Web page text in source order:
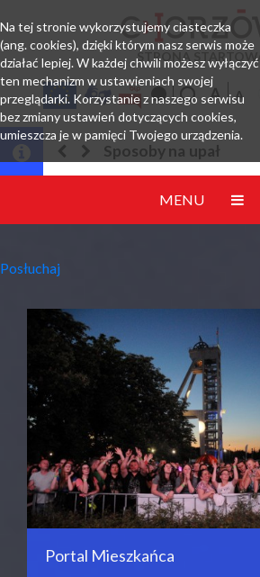
STRONA STARTOWA
Sposoby na upał
MENU
Posłuchaj
Portal Mieszkańca
Na tej stronie wykorzystujemy ciasteczka
(ang. cookies), dzięki którym nasz serwis może
działać lepiej. W każdej chwili możesz wyłączyć
ten mechanizm w ustawieniach swojej
przeglądarki. Korzystanie z naszego serwisu
bez zmiany ustawień dotyczących cookies,
umieszcza je w pamięci Twojego urządzenia.